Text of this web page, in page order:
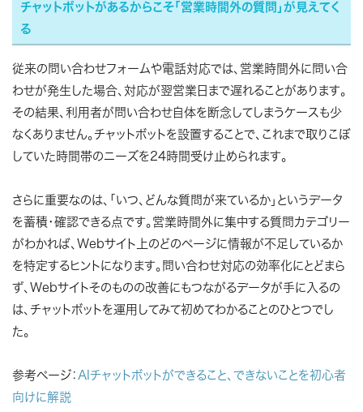
チャットボットがあるからこそ「営業時間外の質問」が見えてく
る
従来の問い合わせフォームや電話対応では、営業時間外に問い合
わせが発生した場合、対応が翌営業日まで遅れることがあります。
その結果、利用者が問い合わせ自体を断念してしまうケースも少
なくありません。チャットボットを設置することで、これまで取りこぼ
していた時間帯のニーズを24時間受け止められます。
さらに重要なのは、「いつ、どんな質問が来ているか」というデータ
を蓄積・確認できる点です。営業時間外に集中する質問カテゴリー
がわかれば、Webサイト上のどのページに情報が不足しているか
を特定するヒントになります。問い合わせ対応の効率化にとどまら
ず、Webサイトそのものの改善にもつながるデータが手に入るの
は、チャットボットを運用してみて初めてわかることのひとつでし
た。
参考ページ： AIチャットボットができること、できないことを初心者
向けに解説